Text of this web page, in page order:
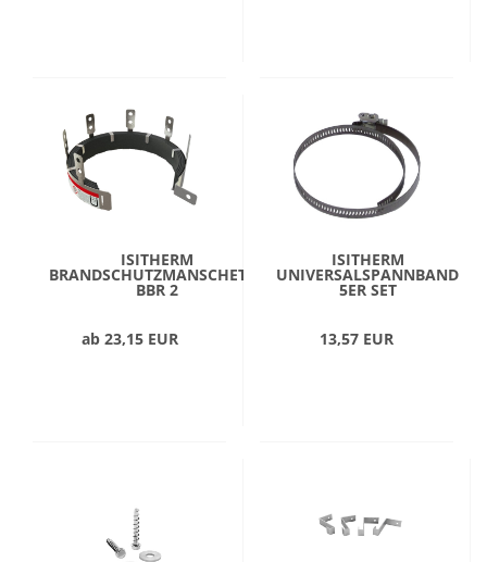
ISITHERM
BRANDSCHUTZMANSCHETTE
BBR 2
ab 23,15 EUR
ISITHERM
UNIVERSALSPANNBAND
5ER SET
13,57 EUR